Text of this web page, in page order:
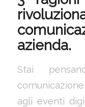
azienda.
Stai
agli eventi